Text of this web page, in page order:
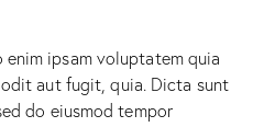
ipsam voluptatem quia
aut fugit, quia. Dicta sunt
do eiusmod tempor